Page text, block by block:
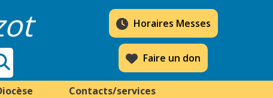
Horaires Messes
Faire un don
Contacts/services